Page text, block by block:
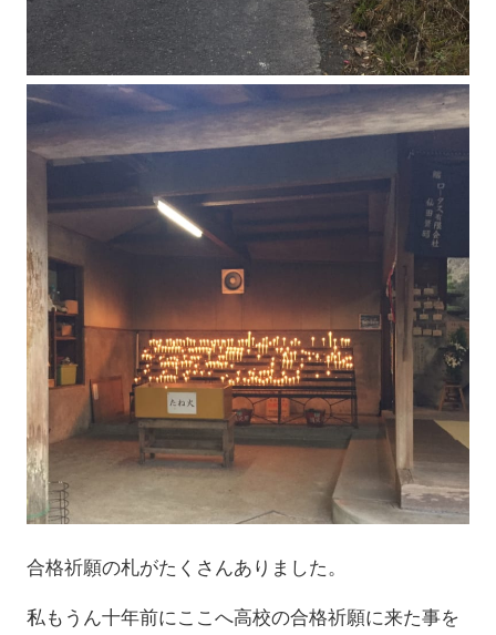
合格祈願の札がたくさんありました。
私もうん十年前にここへ高校の合格祈願に来た事を